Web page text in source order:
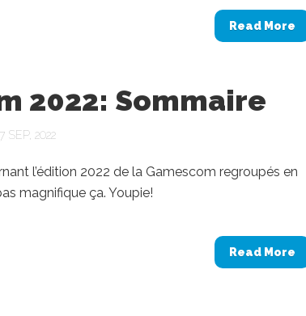
Read More
2022: Sommaire
SEP, 2022
l’édition 2022 de la Gamescom regroupés en
magnifique ça. Youpie!
Read More